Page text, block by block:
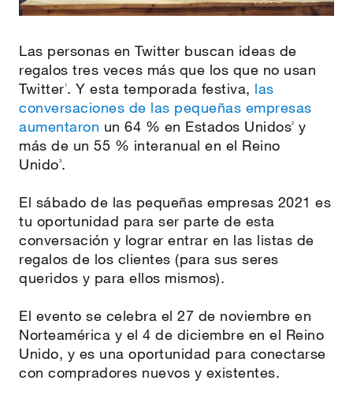
Las personas en Twitter buscan ideas de
regalos tres veces más que los que no usan
Twitter1. Y esta temporada festiva, las
conversaciones de las pequeñas empresas
aumentaron un 64 % en Estados Unidos2
y
más de un 55 % interanual en el Reino
Unido3.
El sábado de las pequeñas empresas 2021 es
tu oportunidad para ser parte de esta
conversación y lograr entrar en las listas de
regalos de los clientes (para sus seres
queridos y para ellos mismos).
El evento se celebra el 27 de noviembre en
Norteamérica y el 4 de diciembre en el Reino
Unido, y es una oportunidad para conectarse
con compradores nuevos y existentes.